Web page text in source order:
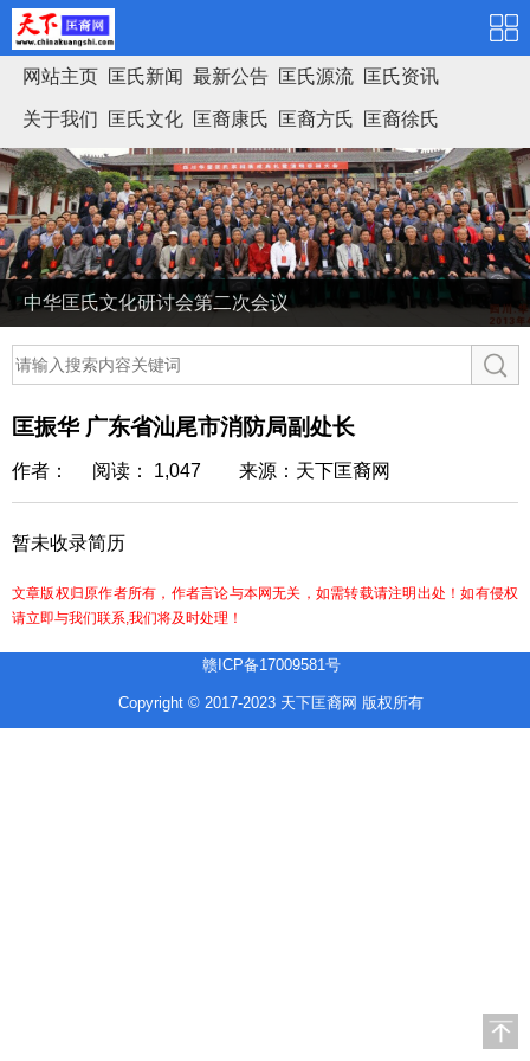
网站主页 匡氏新闻 最新公告 匡氏源流 匡氏资讯
关于我们 匡氏文化 匡裔康氏 匡裔方氏 匡裔徐氏
匡氏家谱
中华匡氏文化研讨会第二次会议
匡振华 广东省汕尾市消防局副处长
作者： 阅读： 1,047 来源：天下匡裔网
暂未收录简历
文章版权归原作者所有，作者言论与本网无关，如需转载请注明出处！如有侵权
请立即与我们联系,我们将及时处理！
赣ICP备17009581号
Copyright © 2017-2023 天下匡裔网 版权所有